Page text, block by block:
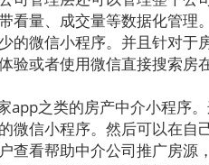
看量、成交量等数据化管理
的微信小程序。并且针对于
验或者使用微信直接搜索房
之类的房产中介小程序
微信小程序。然后可以在自
查看帮助中介公司推广房源